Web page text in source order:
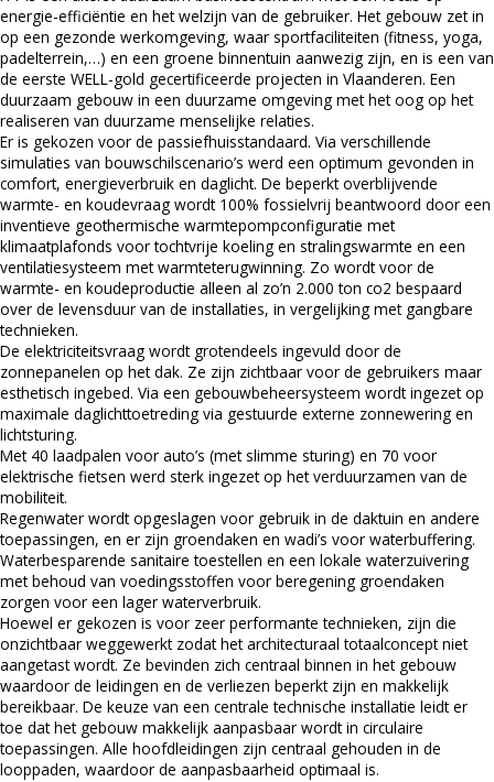
energie-efficiëntie en het welzijn van de gebruiker. Het gebouw zet in
op een gezonde werkomgeving, waar sportfaciliteiten (fitness, yoga,
padelterrein,…) en een groene binnentuin aanwezig zijn, en is een van
de eerste WELL-gold gecertificeerde projecten in Vlaanderen. Een
duurzaam gebouw in een duurzame omgeving met het oog op het
realiseren van duurzame menselijke relaties.
Er is gekozen voor de passiefhuisstandaard. Via verschillende
simulaties van bouwschilscenario’s werd een optimum gevonden in
comfort, energieverbruik en daglicht. De beperkt overblijvende
warmte- en koudevraag wordt 100% fossielvrij beantwoord door een
inventieve geothermische warmtepompconfiguratie met
klimaatplafonds voor tochtvrije koeling en stralingswarmte en een
ventilatiesysteem met warmteterugwinning. Zo wordt voor de
warmte- en koudeproductie alleen al zo’n 2.000 ton co2 bespaard
over de levensduur van de installaties, in vergelijking met gangbare
technieken.
De elektriciteitsvraag wordt grotendeels ingevuld door de
zonnepanelen op het dak. Ze zijn zichtbaar voor de gebruikers maar
esthetisch ingebed. Via een gebouwbeheersysteem wordt ingezet op
maximale daglichttoetreding via gestuurde externe zonnewering en
lichtsturing.
Met 40 laadpalen voor auto’s (met slimme sturing) en 70 voor
elektrische fietsen werd sterk ingezet op het verduurzamen van de
mobiliteit.
Regenwater wordt opgeslagen voor gebruik in de daktuin en andere
toepassingen, en er zijn groendaken en wadi’s voor waterbuffering.
Waterbesparende sanitaire toestellen en een lokale waterzuivering
met behoud van voedingsstoffen voor beregening groendaken
zorgen voor een lager waterverbruik.
Hoewel er gekozen is voor zeer performante technieken, zijn die
onzichtbaar weggewerkt zodat het architecturaal totaalconcept niet
aangetast wordt. Ze bevinden zich centraal binnen in het gebouw
waardoor de leidingen en de verliezen beperkt zijn en makkelijk
bereikbaar. De keuze van een centrale technische installatie leidt er
toe dat het gebouw makkelijk aanpasbaar wordt in circulaire
toepassingen. Alle hoofdleidingen zijn centraal gehouden in de
looppaden, waardoor de aanpasbaarheid optimaal is.